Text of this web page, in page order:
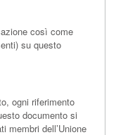
così come
su questo
ogni riferimento
documento si
membri dell’Unione